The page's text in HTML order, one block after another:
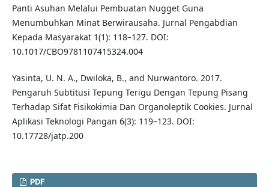
Panti Asuhan Melalui Pembuatan Nugget Guna
Menumbuhkan Minat Berwirausaha. Jurnal Pengabdian
Kepada Masyarakat 1(1): 118–127. DOI:
10.1017/CBO9781107415324.004
Yasinta, U. N. A., Dwiloka, B., and Nurwantoro. 2017.
Pengaruh Subtitusi Tepung Terigu Dengan Tepung Pisang
Terhadap Sifat Fisikokimia Dan Organoleptik Cookies. Jurnal
Aplikasi Teknologi Pangan 6(3): 119–123. DOI:
10.17728/jatp.200
PDF